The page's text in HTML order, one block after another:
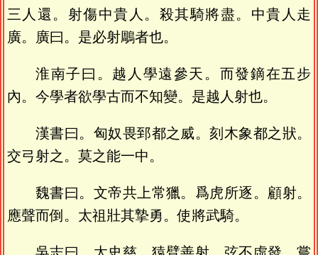
三人還。射傷中貴人。殺其騎將盡。中貴人走
廣。廣曰。是必射鵰者也。
淮南子曰。越人學遠參天。而發鏑在五步
內。今學者欲學古而不知變。是越人射也。
漢書曰。匈奴畏郅都之威。刻木象都之狀。
交弓射之。莫之能一中。
魏書曰。文帝共上常獵。爲虎所逐。顧射。
應聲而倒。太祖壯其摯勇。使將武騎。